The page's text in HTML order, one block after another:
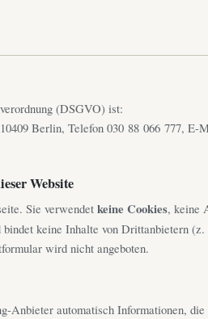
(DSGVO) ist:
Berlin, Telefon 030 88 066 777, E-
Website
Sie verwendet keine Cookies, keine
keine Inhalte von Drittanbietern
wird nicht angeboten.
Anbieter automatisch Informationen,